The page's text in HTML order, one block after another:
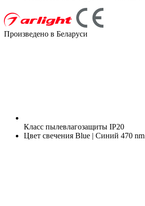
Произведено в Беларуси
Класс пылевлагозащиты IP20
Цвет свечения Blue | Синий 470 nm